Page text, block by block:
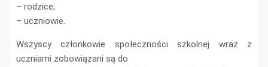
– rodzice;
– uczniowie.
Wszyscy członkowie społeczności szkolnej wraz z
uczniami zobowiązani są do